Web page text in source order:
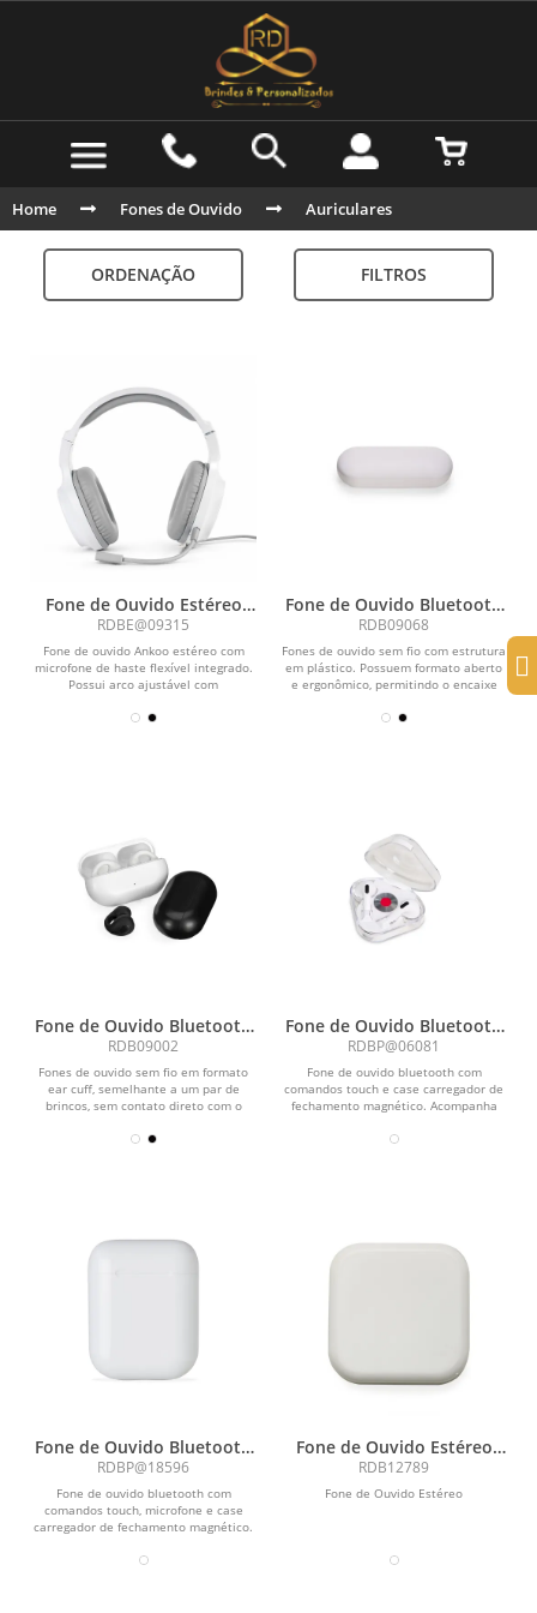
Home Fones de Ouvido Auriculares
ORDENAÇÃO FILTROS
Fone de Ouvido Estéreo
com Microfone
RDBE@09315
Fone de ouvido Ankoo estéreo com
microfone de haste flexível integrado.
Possui arco ajustável com
Fone de Ouvido Bluetooth
com Case Carregador
RDB09068
Fones de ouvido sem fio com estrutura
em plástico. Possuem formato aberto
e ergonômico, permitindo o encaixe
Fone de Ouvido Bluetooth
com Case Carregador
RDB09002
Fones de ouvido sem fio em formato
ear cuff, semelhante a um par de
brincos, sem contato direto com o
Fone de Ouvido Bluetooth
Touch com Case
Carregador
RDBP@06081
Fone de ouvido bluetooth com
comandos touch e case carregador de
fechamento magnético. Acompanha
Fone de Ouvido Bluetooth
Touch com Case
Carregador Brilhante
RDBP@18596
Fone de ouvido bluetooth com
comandos touch, microfone e case
carregador de fechamento magnético.
Fone de Ouvido Estéreo
com Microfone
RDB12789
Fone de Ouvido Estéreo